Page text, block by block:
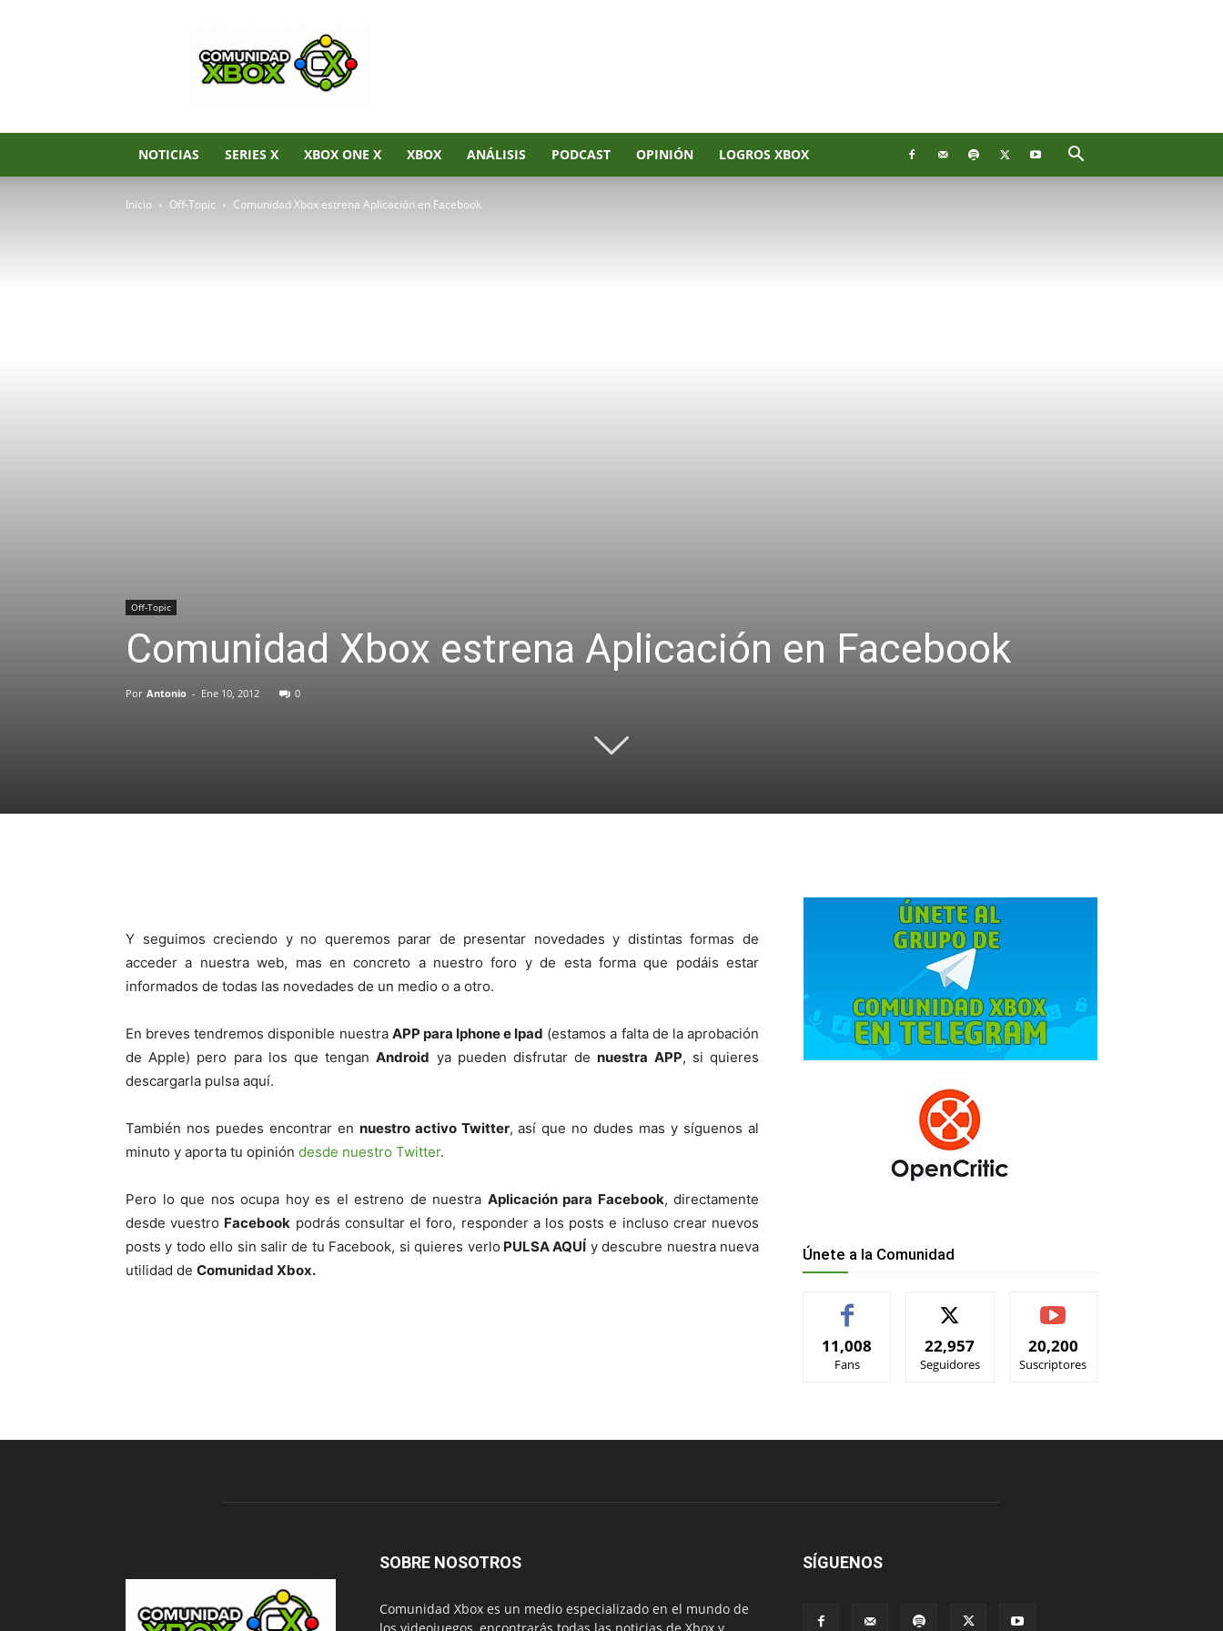
Noticias
de
Xbox
Series
Xbox
One
360
NOTICIAS SERIES X XBOX ONE X XBOX ANÁLISIS PODCAST OPINIÓN LOGROS XBOX
Inicio Off-Topic Comunidad Xbox estrena Aplicación en Facebook
Off-Topic
Comunidad Xbox estrena Aplicación en Facebook
Por Antonio - Ene 10, 2012 0
Y seguimos creciendo y no queremos parar de presentar novedades y distintas formas de
acceder a nuestra web, mas en concreto a nuestro foro y de esta forma que podáis estar
informados de todas las novedades de un medio o a otro.
En breves tendremos disponible nuestra APP para Iphone e Ipad (estamos a falta de la aprobación
de Apple) pero para los que tenganAndroid ya pueden disfrutar denuestra APP, si quieres
descargarla pulsa aquí.
También nos puedes encontrar en nuestro activo Twitter, así que no dudes mas y síguenos al
minuto y aporta tu opinión desde nuestro Twitter.
Pero lo que nos ocupa hoy es el estreno de nuestra Aplicación para Facebook, directamente
desde vuestro Facebook podrás consultar el foro, responder a los posts e incluso crear nuevos
posts y todo ello sin salir de tu Facebook, si quieres verlo PULSA AQUÍ y descubre nuestra nueva
utilidad de Comunidad Xbox.
Únete a la Comunidad
11,008
Fans
22,957
Seguidores
20,200
Suscriptores
SOBRE NOSOTROS
Comunidad Xbox es un medio especializado en el mundo de
SÍGUENOS